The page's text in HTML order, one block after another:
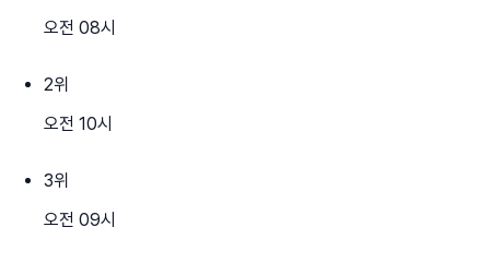
오전 08시
2위
오전 10시
3위
오전 09시